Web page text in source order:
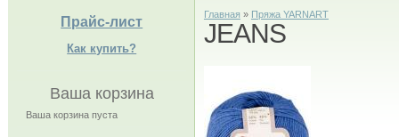
Прайс-лист
Как купить?
Ваша корзина
Ваша корзина пуста
Главная » Пряжа YARNART
JEANS